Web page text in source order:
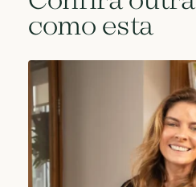
como esta